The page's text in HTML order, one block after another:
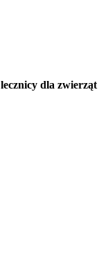
lecznicy dla zwierząt